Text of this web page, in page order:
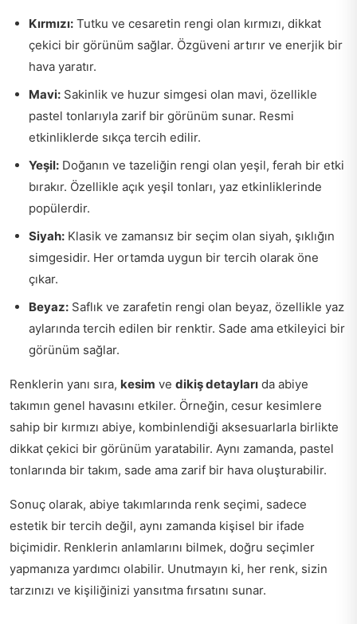
Kırmızı: Tutku ve cesaretin rengi olan kırmızı, dikkat
çekici bir görünüm sağlar. Özgüveni artırır ve enerjik bir
hava yaratır.
Mavi: Sakinlik ve huzur simgesi olan mavi, özellikle
pastel tonlarıyla zarif bir görünüm sunar. Resmi
etkinliklerde sıkça tercih edilir.
Yeşil: Doğanın ve tazeliğin rengi olan yeşil, ferah bir etki
bırakır. Özellikle açık yeşil tonları, yaz etkinliklerinde
popülerdir.
Siyah: Klasik ve zamansız bir seçim olan siyah, şıklığın
simgesidir. Her ortamda uygun bir tercih olarak öne
çıkar.
Beyaz: Saflık ve zarafetin rengi olan beyaz, özellikle yaz
aylarında tercih edilen bir renktir. Sade ama etkileyici bir
görünüm sağlar.
Renklerin yanı sıra, kesim ve dikiş detayları da abiye
takımın genel havasını etkiler. Örneğin, cesur kesimlere
sahip bir kırmızı abiye, kombinlendiği aksesuarlarla birlikte
dikkat çekici bir görünüm yaratabilir. Aynı zamanda, pastel
tonlarında bir takım, sade ama zarif bir hava oluşturabilir.
Sonuç olarak, abiye takımlarında renk seçimi, sadece
estetik bir tercih değil, aynı zamanda kişisel bir ifade
biçimidir. Renklerin anlamlarını bilmek, doğru seçimler
yapmanıza yardımcı olabilir. Unutmayın ki, her renk, sizin
tarzınızı ve kişiliğinizi yansıtma fırsatını sunar.